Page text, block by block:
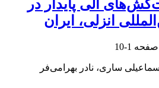
آلی پایدار در
انزلی، ایران
1-10
ساری، نادر بهرامی‌فر